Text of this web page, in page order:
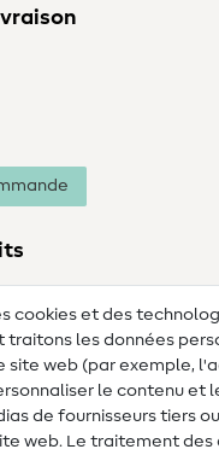
cookies et des
traitons les données
site web (par exemple,
le contenu et
de fournisseurs tiers
web. Le traitement des